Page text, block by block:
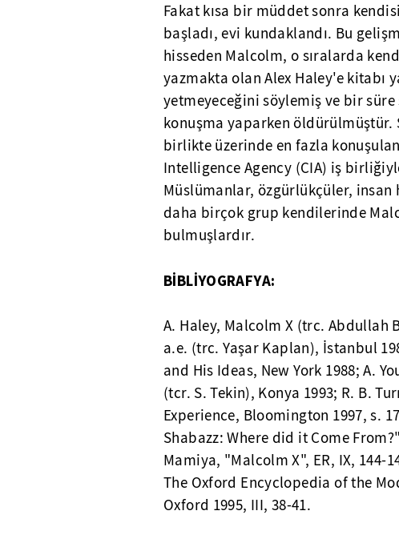
Fakat kısa bir müddet sonra
başladı, evi kundaklandı. Bu
hisseden Malcolm, o sıralarda
yazmakta olan Alex Haley'e kitabı
yetmeyeceğini söylemiş ve bir
konuşma yaparken
birlikte üzerinde en fazla
Intelligence Agency (CIA) iş
Müslümanlar, özgürlükçüler, insan
daha birçok grup kendilerinde
bulmuşlardır.
BİBLİYOGRAFYA:
A. Haley, Malcolm X (trc. Abdullah
a.e. (trc. Yaşar Kaplan), İstanbul
and His Ideas, New York 1988; A.
(tcr. S. Tekin), Konya 1993; R. B.
Experience, Bloomington 1997, s.
Shabazz: Where did it Come
Mamiya, "Malcolm X", ER, IX, 144-
The Oxford Encyclopedia of the
Oxford 1995, III, 38-41.